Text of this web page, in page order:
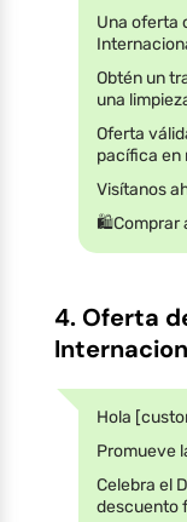
Una oferta
Obtén un
una
Oferta
pacífica en
Visítanos
🛍️Comprar
4. Oferta
Hola
Promueve
Celebra el
descuento